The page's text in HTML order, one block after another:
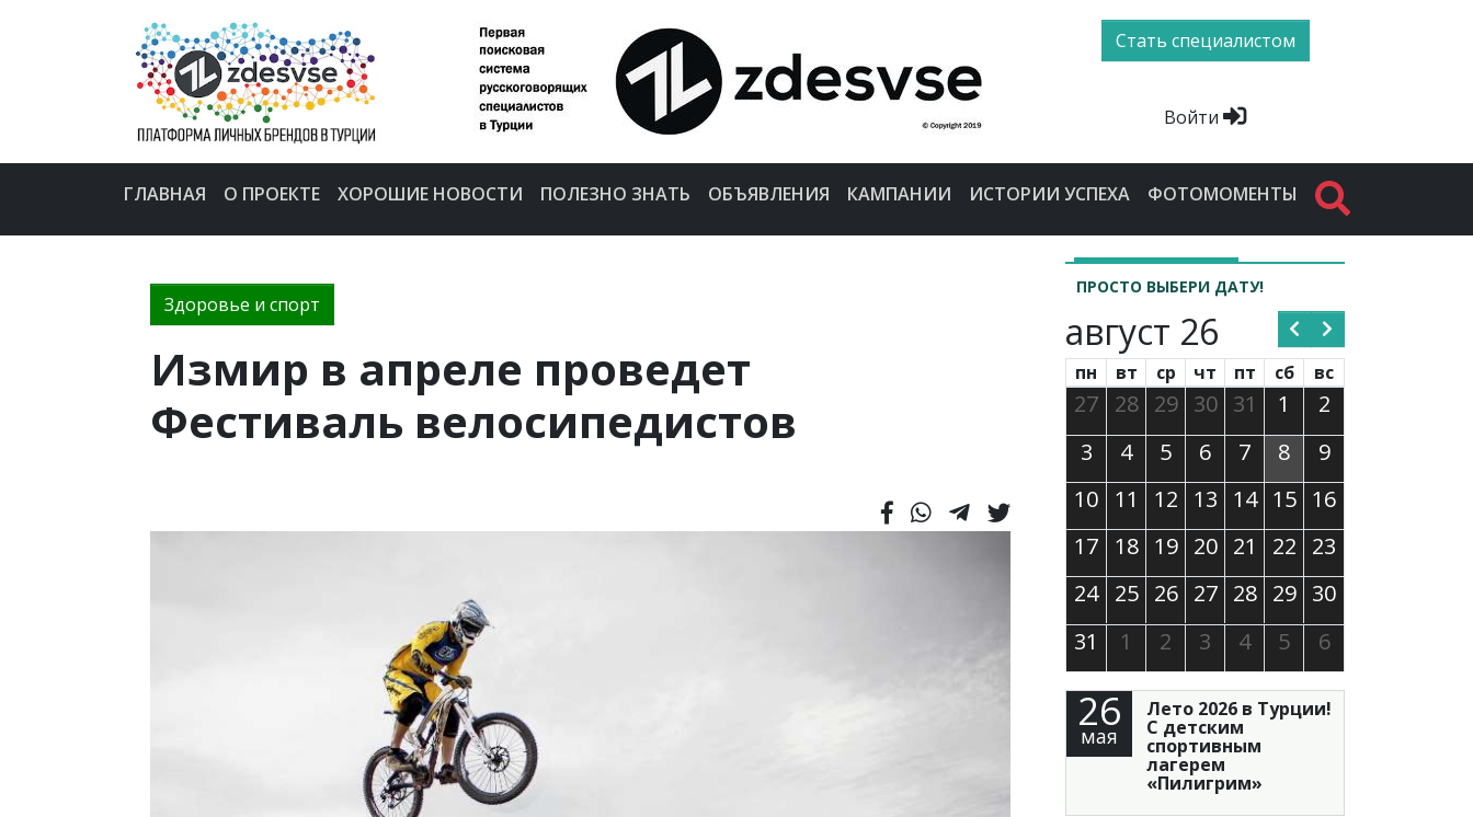
Стать специалистом
Войти
ГЛАВНАЯ О ПРОЕКТЕ ХОРОШИЕ НОВОСТИ ПОЛЕЗНО ЗНАТЬ ОБЪЯВЛЕНИЯ КАМПАНИИ ИСТОРИИ УСПЕХА ФОТОМОМЕНТЫ
Здоровье и спорт
Измир в апреле проведет
Фестиваль велосипедистов
ПРОСТО ВЫБЕРИ ДАТУ!
август 26
пн вт ср чт пт сб вс
27 28 29 30 31 1
2
3
4 5 6 7 8
9
10 11 12 13 14 15 16
17 18 19 20 21 22 23
24 25 26 27 28 29 30
31
1 2 3 4 5 6
26
мая
Лето 2026 в Турции!
С детским
спортивным
лагерем
«Пилигрим»